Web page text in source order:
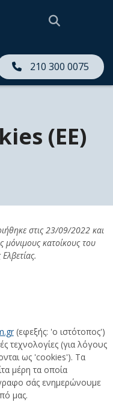
210 300 0075
(ΕΕ)
στις 23/09/2022 και
μόνιμους κατοίκους του
(εφεξής: 'ο ιστότοπος')
τεχνολογίες (για λόγους
ως 'cookies'). Τα
μέρη τα οποία
σάς ενημερώνουμε
μας.